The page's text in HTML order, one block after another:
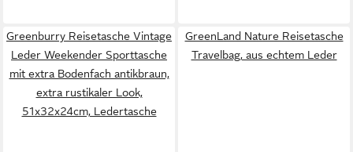
Greenburry Reisetasche Vintage
Leder Weekender Sporttasche
mit extra Bodenfach antikbraun,
extra rustikaler Look,
51x32x24cm, Ledertasche
GreenLand Nature Reisetasche
Travelbag, aus echtem Leder